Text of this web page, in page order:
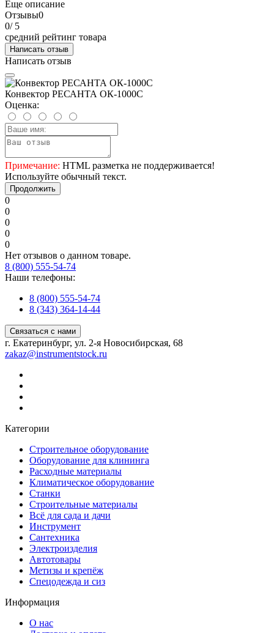
Еще описание
Отзывы0
0/ 5
средний рейтинг товара
Написать отзыв
Написать отзыв
Конвектор РЕСАНТА ОК-1000С
Оценка:
Примечание: HTML разметка не поддерживается!
Используйте обычный текст.
Продолжить
0
0
0
0
0
Нет отзывов о данном товаре.
8 (800) 555-54-74
Наши телефоны:
8 (800) 555-54-74
8 (343) 364-14-44
Связаться с нами
г. Екатеринбург, ул. 2-я Новосибирская, 68
zakaz@instrumentstock.ru
Категории
Строительное оборудование
Оборудование для клининга
Расходные материалы
Климатическое оборудование
Станки
Строительные материалы
Всё для сада и дачи
Инструмент
Сантехника
Электроизделия
Автотовары
Метизы и крепёж
Спецодежда и сиз
Информация
О нас